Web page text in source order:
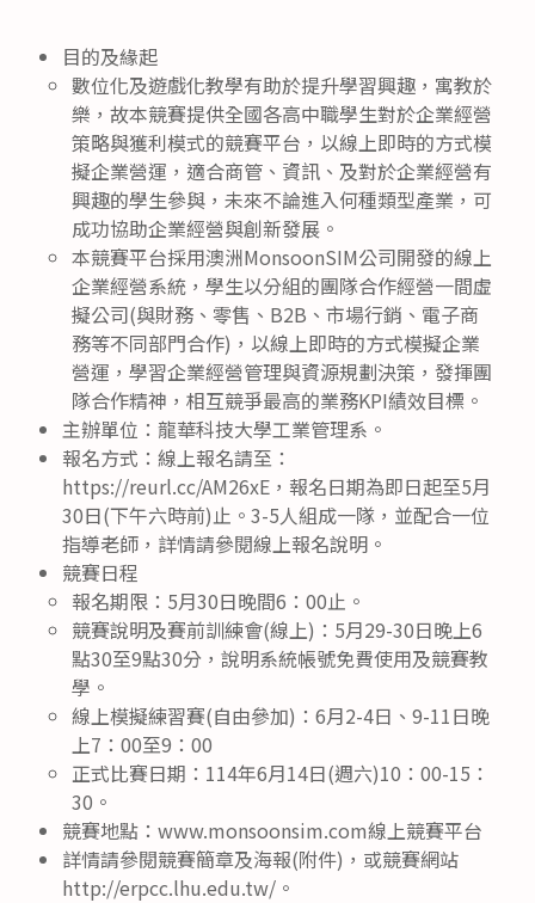
目的及緣起
數位化及遊戲化教學有助於提升學習興趣，寓教於
樂，故本競賽提供全國各高中職學生對於企業經營
策略與獲利模式的競賽平台，以線上即時的方式模
擬企業營運，適合商管、資訊、及對於企業經營有
興趣的學生參與，未來不論進入何種類型產業，可
成功協助企業經營與創新發展。
本競賽平台採用澳洲MonsoonSIM公司開發的線上
企業經營系統，學生以分組的團隊合作經營一間虛
擬公司(與財務、零售、B2B、市場行銷、電子商
務等不同部門合作)，以線上即時的方式模擬企業
營運，學習企業經營管理與資源規劃決策，發揮團
隊合作精神，相互競爭最高的業務KPI績效目標。
主辦單位：龍華科技大學工業管理系。
報名方式：線上報名請至：
https://reurl.cc/AM26xE，報名日期為即日起至5月
30日(下午六時前)止。3-5人組成一隊，並配合一位
指導老師，詳情請參閱線上報名說明。
競賽日程
報名期限：5月30日晚間6：00止。
競賽說明及賽前訓練會(線上)：5月29-30日晚上6
點30至9點30分，說明系統帳號免費使用及競賽教
學。
線上模擬練習賽(自由參加)：6月2-4日、9-11日晚
上7：00至9：00
正式比賽日期：114年6月14日(週六)10：00-15：
30。
競賽地點：www.monsoonsim.com線上競賽平台
詳情請參閱競賽簡章及海報(附件)，或競賽網站
http://erpcc.lhu.edu.tw/。